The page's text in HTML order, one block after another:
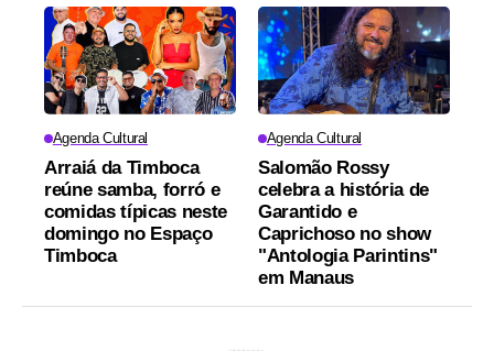
Agenda Cultural
Arraiá da Timboca
reúne samba, forró e
comidas típicas neste
domingo no Espaço
Timboca
Agenda Cultural
Salomão Rossy
celebra a história de
Garantido e
Caprichoso no show
"Antologia Parintins"
em Manaus